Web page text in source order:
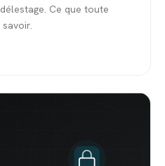
Ce que toute